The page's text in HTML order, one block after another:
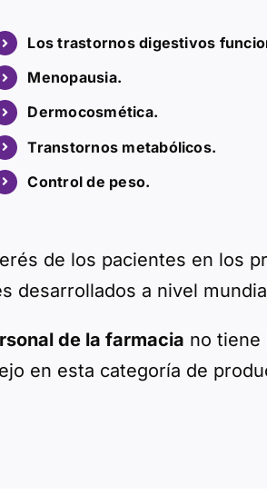
Los trastornos digestivos
Menopausia.
Dermocosmética.
Transtornos metabólicos.
Control de peso.
de los pacientes en los
desarrollados a nivel
de la farmacia no tiene
en esta categoría de